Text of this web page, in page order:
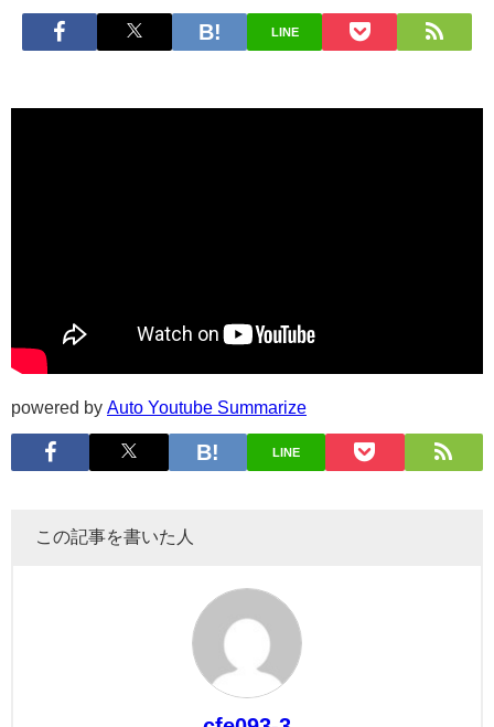
LINE
powered by Auto Youtube Summarize
LINE
この記事を書いた人